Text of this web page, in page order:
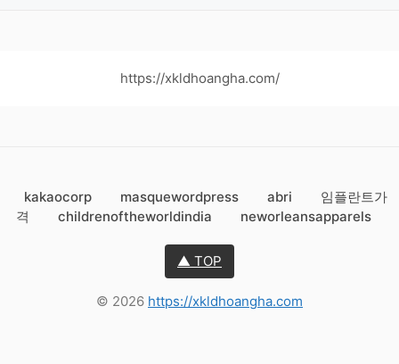
https://xkldhoangha.com/
kakaocorp masquewordpress abri
임플란트가
격
childrenoftheworldindia neworleansapparels
▲ TOP
© 2026 https://xkldhoangha.com